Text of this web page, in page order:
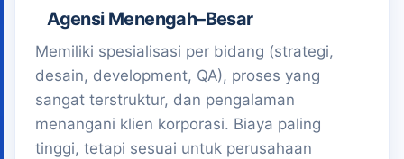
Agensi Menengah–Besar
Memiliki spesialisasi per bidang (strategi,
desain, development, QA), proses yang
sangat terstruktur, dan pengalaman
menangani klien korporasi. Biaya paling
tinggi, tetapi sesuai untuk perusahaan